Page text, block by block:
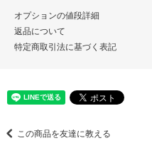
オプションの値段詳細
返品について
特定商取引法に基づく表記
この商品を友達に教える